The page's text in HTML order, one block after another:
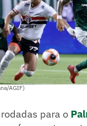
AGIF)
para o